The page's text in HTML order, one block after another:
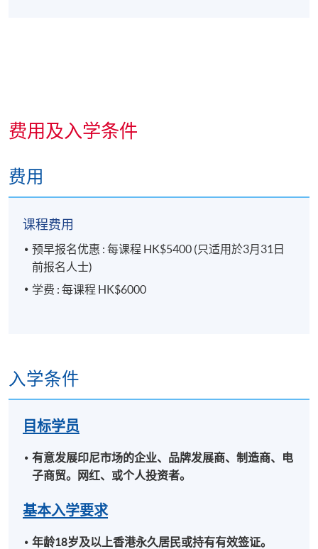
逢周六，9:00am - 6:00pm
九龙西分校
费用及入学条件
费用
课程费用
预早报名优惠 : 每课程 HK$5400 (只适用於3月31日
前报名人士)
学费 : 每课程 HK$6000
入学条件
目标学员
有意发展印尼市场的企业、品牌发展商、制造商、电
子商贸。网红、或个人投资者。
基本入学要求
年龄18岁及以上香港永久居民或持有有效签证。